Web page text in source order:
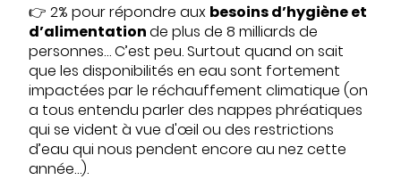
👉 2% pour répondre aux besoins d’hygiène et
d’alimentationde plus de 8 milliards de
personnes… C’est peu. Surtout quand on sait
que les disponibilités en eau sont fortement
impactées par le réchauffement climatique (on
a tous entendu parler des nappes phréatiques
qui se vident à vue d'œil ou des restrictions
d’eau qui nous pendent encore au nez cette
année…).